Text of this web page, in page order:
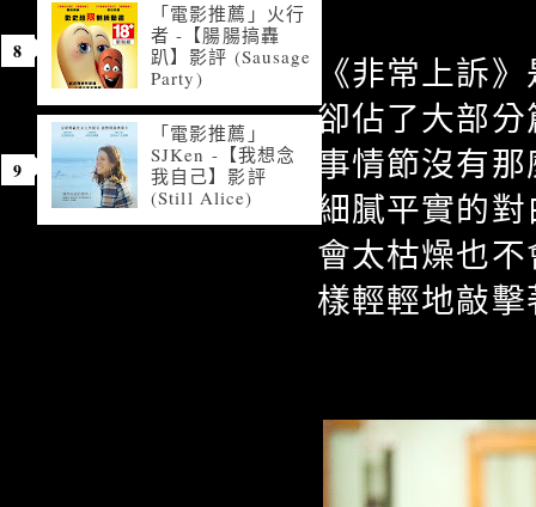
《非常上訴
卻佔了大部
事情節沒有
細膩平實的
會太枯燥也
樣輕輕地敲
「電影推薦」火行
者 -【腸腸搞轟
趴】影評 (Sausage
Party)
「電影推薦」
SJKen -【我想念
我自己】影評
(Still Alice)